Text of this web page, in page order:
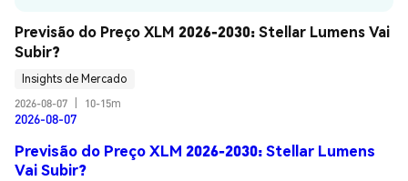
Previsão do Preço XLM 2026-2030: Stellar Lumens Vai
Subir?
Insights de Mercado
2026-08-07
10-15m
2026-08-07
Previsão do Preço XLM 2026-2030: Stellar Lumens
Vai Subir?